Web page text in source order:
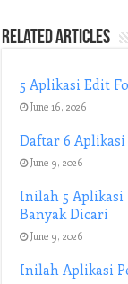
Related Articles
5 Aplikasi Edit
June 16, 2026
Daftar 6
June 9, 2026
Inilah 5 Aplikasi
Banyak Dicari
June 9, 2026
Inilah Aplikasi